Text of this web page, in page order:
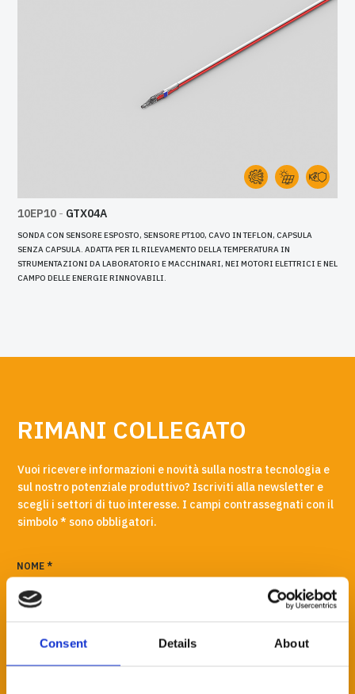
Consent Details About
10EP10 - GTX04A
SONDA CON SENSORE ESPOSTO, SENSORE PT100, CAVO IN TEFLON, CAPSULA
SENZA CAPSULA. ADATTA PER IL RILEVAMENTO DELLA TEMPERATURA IN
STRUMENTAZIONI DA LABORATORIO E MACCHINARI, NEI MOTORI ELETTRICI E NEL
CAMPO DELLE ENERGIE RINNOVABILI.
RIMANI COLLEGATO
Vuoi ricevere informazioni e novità sulla nostra tecnologia e
sul nostro potenziale produttivo? Iscriviti alla newsletter e
scegli i settori di tuo interesse. I campi contrassegnati con il
simbolo * sono obbligatori.
NOME *
COGNOME *